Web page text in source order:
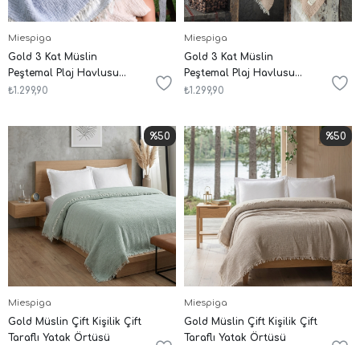
Miespiga
Gold 3 Kat Müslin
Peştemal Plaj Havlusu
125x190
₺1.299,90
Miespiga
Gold 3 Kat Müslin
Peştemal Plaj Havlusu
125x190
₺1.299,90
Miespiga
Gold Müslin Çift Kişilik Çift
Taraflı Yatak Örtüsü
%50
Miespiga
Gold Müslin Çift Kişilik Çift
Taraflı Yatak Örtüsü
%50